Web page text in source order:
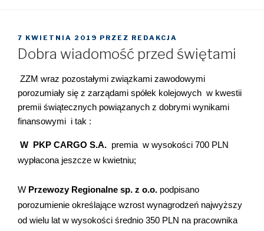
OPUBLIKOWANE
W
7 KWIETNIA 2019 PRZEZ REDAKCJA
Dobra wiadomość przed świętami
ZZM wraz pozostałymi związkami zawodowymi
porozumiały się z zarządami spółek kolejowych w kwestii
premii świątecznych powiązanych z dobrymi wynikami
finansowymi i tak :
W PKP CARGO S.A. premia w wysokości 700 PLN
wypłacona jeszcze w kwietniu;
W Przewozy Regionalne sp. z o.o. podpisano
porozumienie określające wzrost wynagrodzeń najwyższy
od wielu lat w wysokości średnio 350 PLN na pracownika